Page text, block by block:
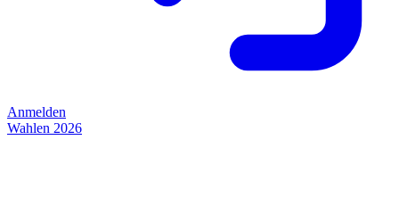
Anmelden
Wahlen 2026